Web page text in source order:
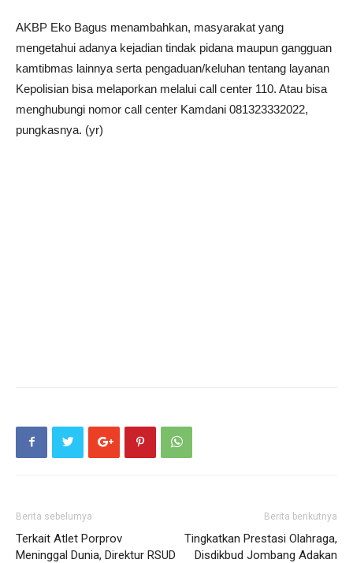
AKBP Eko Bagus menambahkan, masyarakat yang
mengetahui adanya kejadian tindak pidana maupun gangguan
kamtibmas lainnya serta pengaduan/keluhan tentang layanan
Kepolisian bisa melaporkan melalui call center 110. Atau bisa
menghubungi nomor call center Kamdani 081323332022,
pungkasnya. (yr)
Berita sebelumya
Terkait Atlet Porprov
Meninggal Dunia, Direktur RSUD
Berita berikutnya
Tingkatkan Prestasi Olahraga,
Disdikbud Jombang Adakan